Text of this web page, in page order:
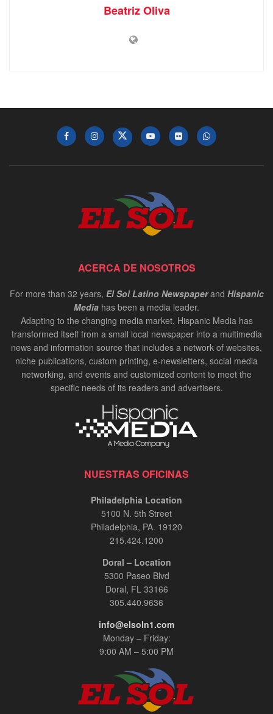
Beatriz Oliva
ACERCA DE NOSOTROS
For more than 32 years, El Sol Latino Newspaperand Hispanic
Media has been a media leader.
Adapting to the changing media market, Hispanic Media has
transformed itself from a small local newspaper into a multimedia
news and information source that includes a network of websites,
niche publications, custom printing, e-newsletters, social media
networking, and events and customized content to meet the
specific needs of its readers and advertisers.
NUESTRAS OFICINAS
Philadelphia Location
5100 N. 5th Street
Philadelphia, PA. 19120
215.424.1200
Doral – Location
5300 Paseo Blvd
Doral, FL 33166
305.440.9636
info@elsoln1.com
Monday – Friday:
9:00 AM – 5:00 PM